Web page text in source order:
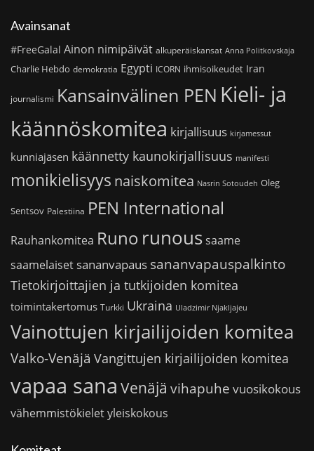
Avainsanat
#FreeGalal Ainon nimipäivät alkuperäiskansat Anna Politkovskaja
Charlie Hebdo demokratia Egypti ICORN ihmisoikeudet Iran
journalismi Kansainvälinen PEN Kieli- ja
käännöskomitea kirjallisuus kirjamessut
kunniajäsen käännetty kaunokirjallisuus manifesti
monikielisyys naiskomitea Nasrin Sotoudeh Oleg
Sentsov Palestiina PEN International
Rauhankomitea Runo runoussaame
saamelaiset sananvapaus sananvapauspalkinto
Tietokirjoittajien ja tutkijoiden komitea
toimintakertomus Turkki Ukraina Uladzimir Njakljajeu
Vainottujen kirjailijoiden komitea
Valko-Venäjä Vangittujen kirjailijoiden komitea
vapaa sana Venäjä vihapuhe vuosikokous
vähemmistökieletyleiskokous